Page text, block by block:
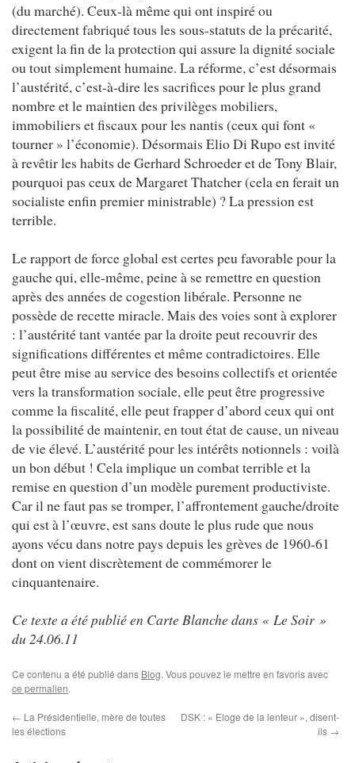
(du marché). Ceux-là même qui ont inspiré ou
directement fabriqué tous les sous-statuts de la précarité,
exigent la fin de la protection qui assure la dignité sociale
ou tout simplement humaine. La réforme, c’est désormais
l’austérité, c’est-à-dire les sacrifices pour le plus grand
nombre et le maintien des privilèges mobiliers,
immobiliers et fiscaux pour les nantis (ceux qui font «
tourner » l’économie). Désormais Elio Di Rupo est invité
à revêtir les habits de Gerhard Schroeder et de Tony Blair,
pourquoi pas ceux de Margaret Thatcher (cela en ferait un
socialiste enfin premier ministrable) ? La pression est
terrible.
Le rapport de force global est certes peu favorable pour la
gauche qui, elle-même, peine à se remettre en question
après des années de cogestion libérale. Personne ne
possède de recette miracle. Mais des voies sont à explorer
: l’austérité tant vantée par la droite peut recouvrir des
significations différentes et même contradictoires. Elle
peut être mise au service des besoins collectifs et orientée
vers la transformation sociale, elle peut être progressive
comme la fiscalité, elle peut frapper d’abord ceux qui ont
la possibilité de maintenir, en tout état de cause, un niveau
de vie élevé. L’austérité pour les intérêts notionnels : voilà
un bon début ! Cela implique un combat terrible et la
remise en question d’un modèle purement productiviste.
Car il ne faut pas se tromper, l’affrontement gauche/droite
qui est à l’œuvre, est sans doute le plus rude que nous
ayons vécu dans notre pays depuis les grèves de 1960-61
dont on vient discrètement de commémorer le
cinquantenaire.
Ce texte a été publié en Carte Blanche dans « Le Soir »
du 24.06.11
Ce contenu a été publié dans Blog. Vous pouvez le mettre en favoris avec
ce permalien.
← La Présidentielle, mère de toutes
les élections
DSK : « Eloge de la lenteur », disent-
ils →